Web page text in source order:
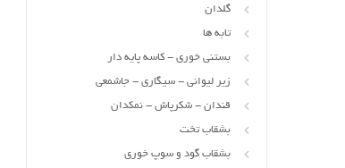
گلدان
تابه ها
بستنی خوری - کاسه پایه دار
زیر لیوانی - سیگاری - جاشمعی
قندان - شکرپاش - نمکدان
بشقاب تخت
بشقاب گود و سوپ خوری